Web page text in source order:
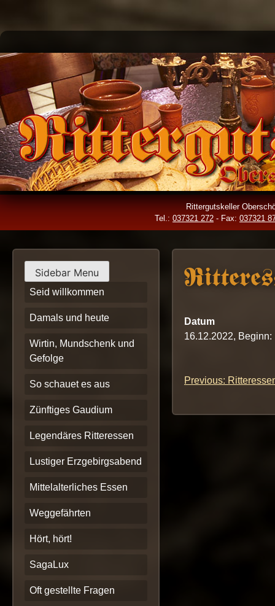
Rittergutskeller
Tel.: 037321 272 - Fax: 037321
Datum
16.12.2022, Beginn:
Beitrags-
Navigation
Previous:
Sidebar Menu
Seid willkommen
Damals und heute
Wirtin, Mundschenk und
Gefolge
So schauet es aus
Zünftiges Gaudium
Legendäres Ritteressen
Lustiger Erzgebirgsabend
Mittelalterliches Essen
Weggefährten
Hört, hört!
SagaLux
Oft gestellte Fragen